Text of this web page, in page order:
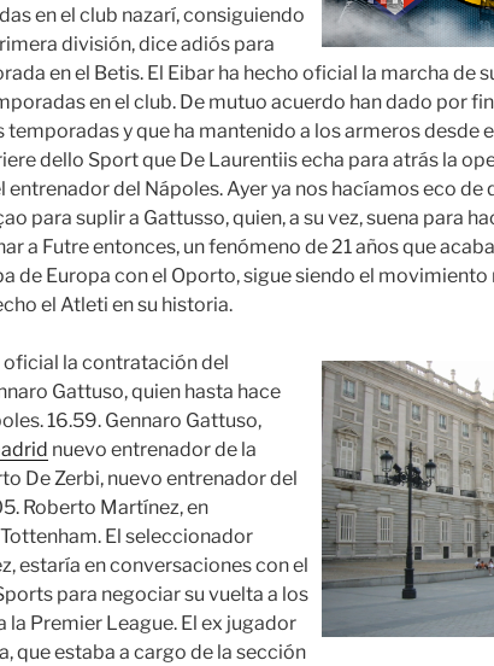
en el club nazarí, consiguiendo
división, dice adiós para
en el Betis. El Eibar ha hecho oficial la marcha de
en el club. De mutuo acuerdo han dado por
temporadas y que ha mantenido a los armeros desde
dello Sport que De Laurentiis echa para atrás la
entrenador del Nápoles. Ayer ya nos hacíamos eco de
para suplir a Gattusso, quien, a su vez, suena para
a Futre entonces, un fenómeno de 21 años que
de Europa con el Oporto, sigue siendo el
el Atleti en su historia.
oficial la contratación del
Gattuso, quien hasta hace
16.59. Gennaro Gattuso,
nuevo entrenador de la
De Zerbi, nuevo entrenador del
Roberto Martínez, en
El seleccionador
estaría en conversaciones con el
para negociar su vuelta a los
la Premier League. El ex jugador
que estaba a cargo de la sección